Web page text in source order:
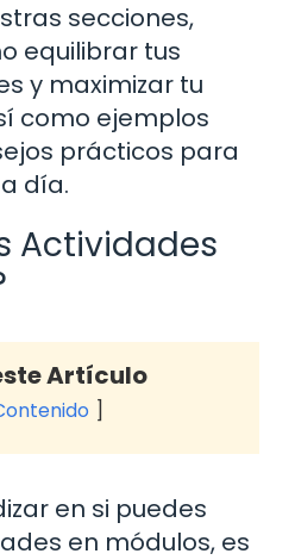
secciones,
equilibrar tus
y maximizar tu
como ejemplos
prácticos para
día.
Actividades
Artículo
en si puedes
en módulos, es